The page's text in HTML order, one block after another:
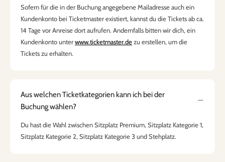
Sofern für die in der Buchung angegebene Mailadresse auch ein
Kundenkonto bei Ticketmaster existiert, kannst du die Tickets ab ca.
14 Tage vor Anreise dort aufrufen. Andernfalls bitten wir dich, ein
Kundenkonto unterwww.ticketmaster.dezu erstellen, um die
Tickets zu erhalten.
Aus welchen Ticketkategorien kann ich bei der
Buchung wählen?
Du hast die Wahl zwischen Sitzplatz Premium, Sitzplatz Kategorie 1,
Sitzplatz Kategorie 2, Sitzplatz Kategorie 3 und Stehplatz.